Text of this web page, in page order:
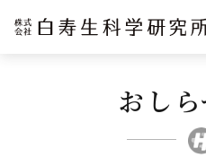
企業
研究
おし